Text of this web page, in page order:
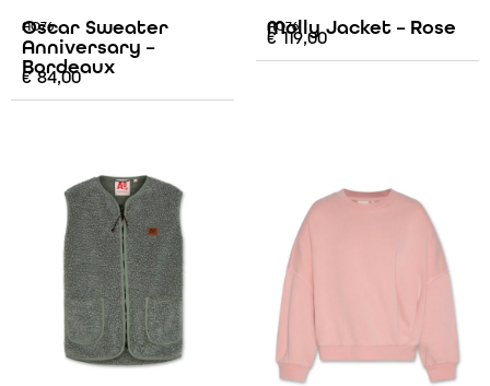
AO76
Oscar Sweater
Anniversary –
Bordeaux
€84,00
AO76
Molly Jacket – Rose
€119,00